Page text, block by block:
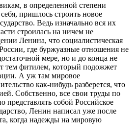
в определенной степени
пришлось строить новое
Ведь изначально вся их
строилась на ничем не
Ленина, что социалистическая
где буржуазные отношения не
мере, но и до конца не
тем фитилем, который подожжет
А уж там мировое
как-нибудь разберется, что
Собственно, все свои труды по
представлять собой Российское
Ленин написал уже после
когда надежды на мировую